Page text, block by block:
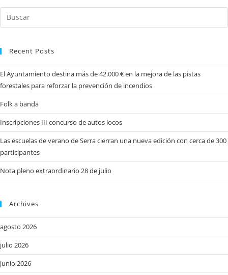
Recent Posts
El Ayuntamiento destina más de 42.000 € en la mejora de las pistas
forestales para reforzar la prevención de incendios
Folk a banda
Inscripciones III concurso de autos locos
Las escuelas de verano de Serra cierran una nueva edición con cerca de 300
participantes
Nota pleno extraordinario 28 de julio
Archives
agosto 2026
julio 2026
junio 2026